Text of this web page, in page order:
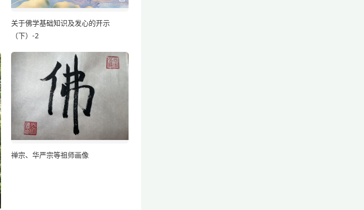
关于佛学基础知识及发心的开示
（下）-2
禅宗、华严宗等祖师画像